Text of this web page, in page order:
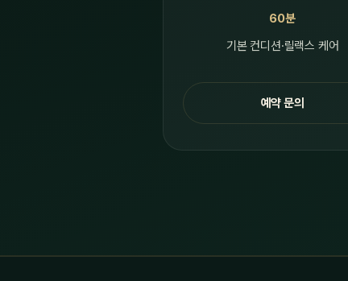
60분
기본 컨디션·릴랙스 케어
예약 문의